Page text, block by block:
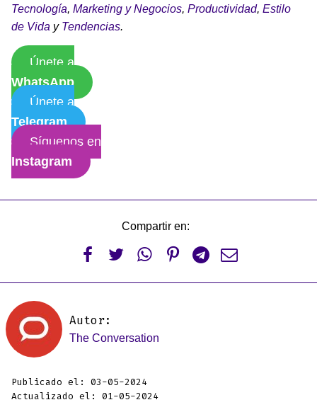
Tecnología, Marketing y Negocios, Productividad, Estilo
de Vida y Tendencias.
Únete a
WhatsApp
Únete a
Telegram
Síguenos en
Instagram
Compartir en:
     
Autor:
The Conversation
Publicado el: 03-05-2024
Actualizado el: 01-05-2024